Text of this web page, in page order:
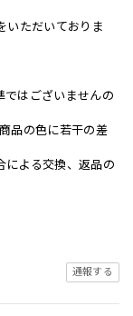
いただいておりま
ではございませんの
品の色に若干の差
による交換、返品の
通報する